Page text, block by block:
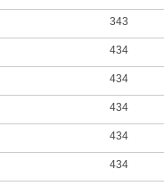
343
434
434
434
434
434